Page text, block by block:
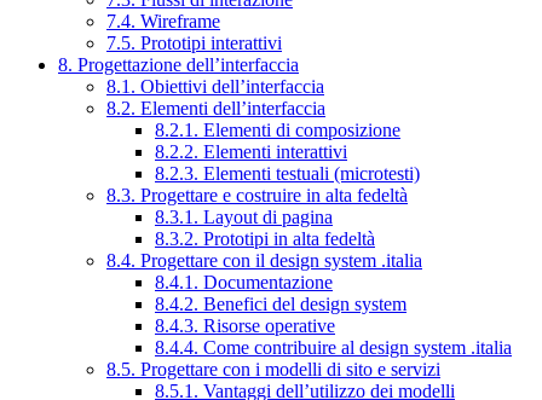
7.4. Wireframe
7.5. Prototipi interattivi
8. Progettazione dell’interfaccia
8.1. Obiettivi dell’interfaccia
8.2. Elementi dell’interfaccia
8.2.1. Elementi di composizione
8.2.2. Elementi interattivi
8.2.3. Elementi testuali (microtesti)
8.3. Progettare e costruire in alta fedeltà
8.3.1. Layout di pagina
8.3.2. Prototipi in alta fedeltà
8.4. Progettare con il design system .italia
8.4.1. Documentazione
8.4.2. Benefici del design system
8.4.3. Risorse operative
8.4.4. Come contribuire al design system .italia
8.5. Progettare con i modelli di sito e servizi
8.5.1. Vantaggi dell’utilizzo dei modelli